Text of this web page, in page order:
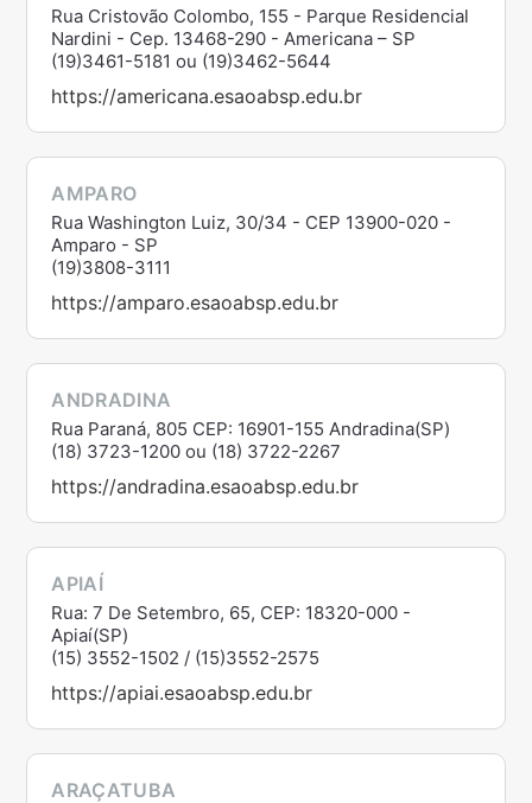
Rua Cristovão Colombo, 155 - Parque Residencial
Nardini - Cep. 13468-290 - Americana – SP
(19)3461-5181 ou (19)3462-5644
https://americana.esaoabsp.edu.br
AMPARO
Rua Washington Luiz, 30/34 - CEP 13900-020 -
Amparo - SP
(19)3808-3111
https://amparo.esaoabsp.edu.br
ANDRADINA
Rua Paraná, 805 CEP: 16901-155 Andradina(SP)
(18) 3723-1200 ou (18) 3722-2267
https://andradina.esaoabsp.edu.br
APIAÍ
Rua: 7 De Setembro, 65, CEP: 18320-000 -
Apiaí(SP)
(15) 3552-1502 / (15)3552-2575
https://apiai.esaoabsp.edu.br
ARAÇATUBA